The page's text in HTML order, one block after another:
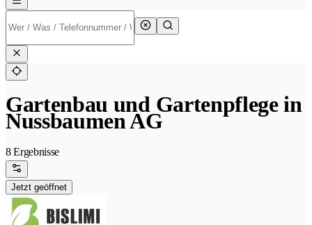
Gartenbau und Gartenpflege in
Nussbaumen AG
8 Ergebnisse
Jetzt geöffnet